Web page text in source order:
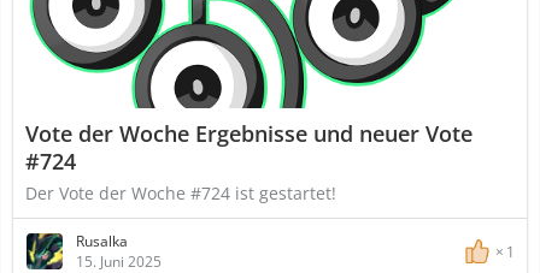
Vote der Woche Ergebnisse und neuer Vote
#724
Der Vote der Woche #724 ist gestartet!
Rusalka
15. Juni 2025
1